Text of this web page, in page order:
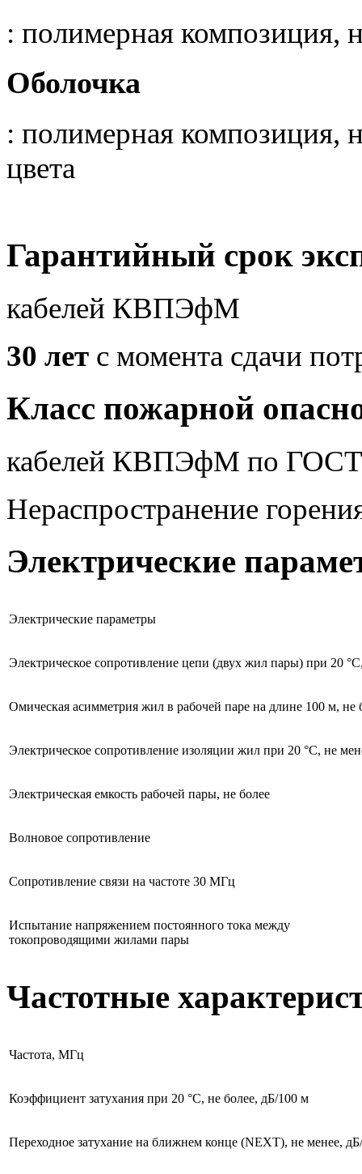
: полимерная композиция,
Оболочка
: полимерная композиция,
цвета
Гарантийный срок
кабелей КВПЭфМ
30 лет с момента сдачи
Класс пожарной
кабелей КВПЭфМ по
Нераспространение
Электрические
Электрические параметры
Электрическое сопротивление цепи (двух жил пары) при 20
Омическая асимметрия жил в рабочей паре на длине 100 м, не
Электрическое сопротивление изоляции жил при 20 °C, не
Электрическая емкость рабочей пары, не более
Волновое сопротивление
Сопротивление связи на частоте 30 МГц
Испытание напряжением постоянного тока между
токопроводящими жилами пары
Частотные
Частота, МГц
Коэффициент затухания при 20 °С, не более, дБ/100 м
Переходное затухание на ближнем конце (NEXT), не менее,